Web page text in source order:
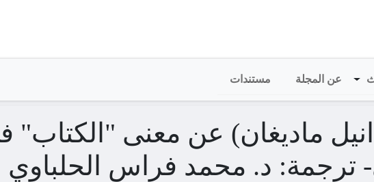
عن المجلة مستندات
ماديغان) عن معنى "الكتاب"
ترجمة: د. محمد فراس الحلباوي